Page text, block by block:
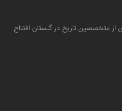
متخصصین تاریخ در گلستان افتتاح